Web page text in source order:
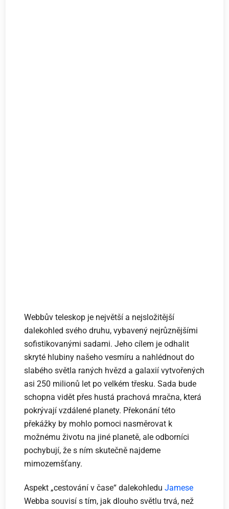
Webbův teleskop je největší a nejsložitější
dalekohled svého druhu, vybavený nejrůznějšími
sofistikovanými sadami. Jeho cílem je odhalit
skryté hlubiny našeho vesmíru a nahlédnout do
slabého světla raných hvězd a galaxií vytvořených
asi 250 milionů let po velkém třesku. Sada bude
schopna vidět přes hustá prachová mračna, která
pokrývají vzdálené planety. Překonání této
překážky by mohlo pomoci nasměrovat k
možnému životu na jiné planetě, ale odborníci
pochybují, že s ním skutečně najdeme
mimozemšťany.
Aspekt „cestování v čase“ dalekohleduJamese
Webba souvisí s tím, jak dlouho světlu trvá, než